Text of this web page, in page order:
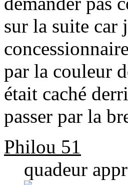
sur la suite car
par la couleur
était caché
passer par la
Philou 51
quadeur